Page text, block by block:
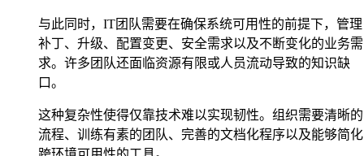
与此同时，IT团队需要在确保系统可用性的前提下，管理
补丁、升级、配置变更、安全需求以及不断变化的业务需
求。许多团队还面临资源有限或人员流动导致的知识缺
口。
这种复杂性使得仅靠技术难以实现韧性。组织需要清晰的
流程、训练有素的团队、完善的文档化程序以及能够简化